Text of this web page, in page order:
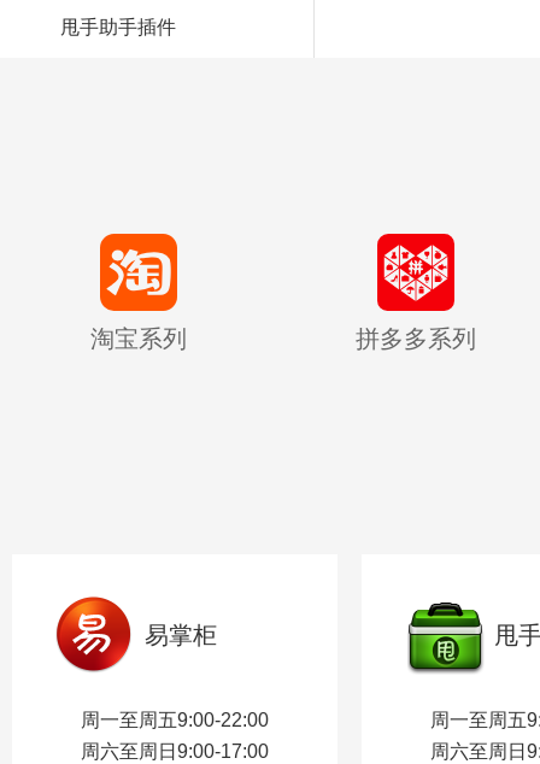
甩手助手插件
淘宝系列 拼多多系列
易掌柜
周一至周五9:00-22:00
周六至周日9:00-17:00
甩
周一至周五
周六至周日